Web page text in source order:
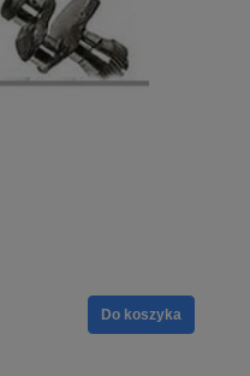
Do koszyka